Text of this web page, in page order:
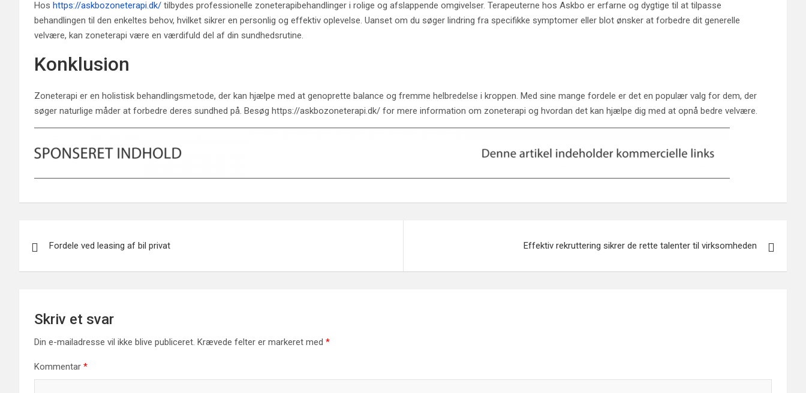
Hos https://askbozoneterapi.dk/ tilbydes professionelle zoneterapibehandlinger i rolige og afslappende omgivelser. Terapeuterne hos Askbo er erfarne og dygtige til at tilpasse
behandlingen til den enkeltes behov, hvilket sikrer en personlig og effektiv oplevelse. Uanset om du søger lindring fra specifikke symptomer eller blot ønsker at forbedre dit generelle
velvære, kan zoneterapi være en værdifuld del af din sundhedsrutine.
Konklusion
Zoneterapi er en holistisk behandlingsmetode, der kan hjælpe med at genoprette balance og fremme helbredelse i kroppen. Med sine mange fordele er det en populær valg for dem, der
søger naturlige måder at forbedre deres sundhed på. Besøg https://askbozoneterapi.dk/ for mere information om zoneterapi og hvordan det kan hjælpe dig med at opnå bedre velvære.
Fordele ved leasing af bil privat Effektiv rekruttering sikrer de rette talenter til virksomheden
Skriv et svar
Din e-mailadresse vil ikke blive publiceret. Krævede felter er markeret med *
Kommentar *